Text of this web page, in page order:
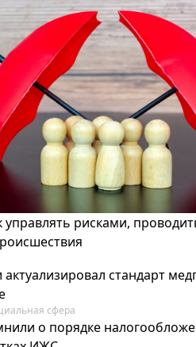
управлять рисками,
стандарт
сфера
о порядке